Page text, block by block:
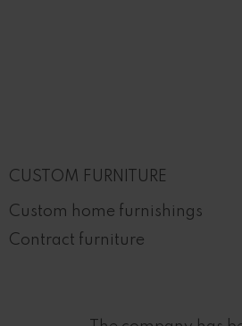
CUSTOM FURNITURE
Custom home furnishings
Contract furniture